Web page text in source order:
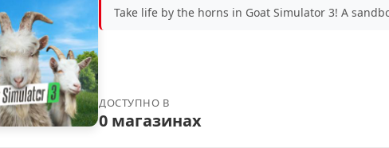
Take life by the horns in Goat Simulator 3! A
ДОСТУПНО В
0 магазинах